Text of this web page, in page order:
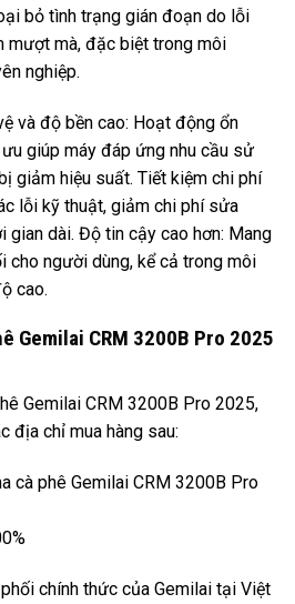
bỏ tình trạng gián đoạn do lỗi
mượt mà, đặc biệt trong môi
nghiệp.
và độ bền cao: Hoạt động ổn
giúp máy đáp ứng nhu cầu sử
giảm hiệu suất. Tiết kiệm chi phí
lỗi kỹ thuật, giảm chi phí sửa
gian dài. Độ tin cậy cao hơn: Mang
cho người dùng, kể cả trong môi
cao.
Gemilai CRM 3200B Pro 2025
Gemilai CRM 3200B Pro 2025,
địa chỉ mua hàng sau:
cà phê Gemilai CRM 3200B Pro
chính thức của Gemilai tại Việt